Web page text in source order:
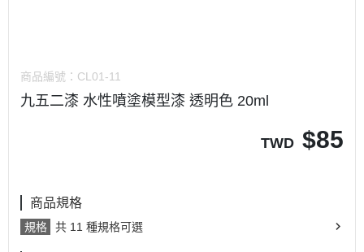
商品編號： CL01-11
九五二漆 水性噴塗模型漆 透明色 20ml
TWD $85
商品規格
規格 共 11 種規格可選